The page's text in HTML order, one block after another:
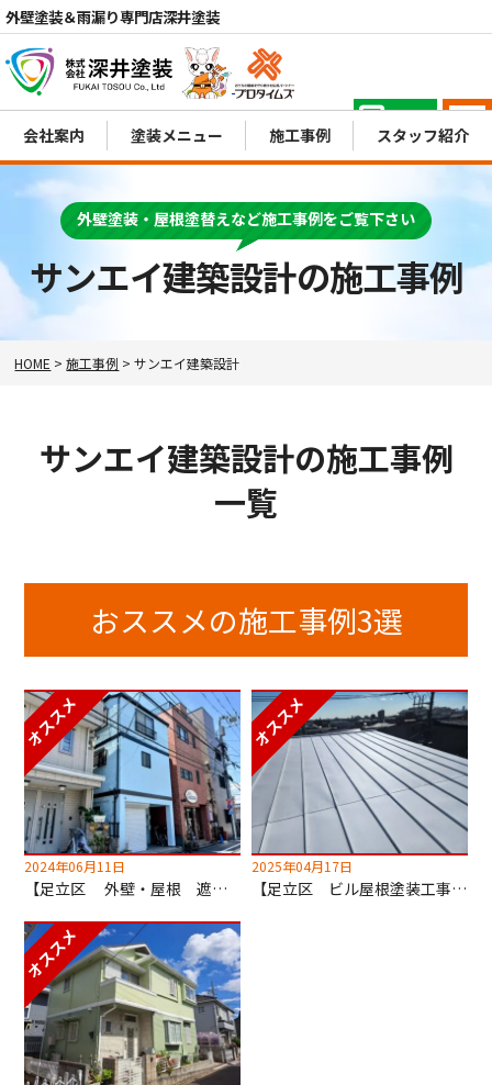
外壁塗装＆雨漏り専門店深井塗装
電話 MENU
会社案内 塗装メニュー 施工事例 スタッフ紹介
サンエイ建築設計の施工事例
外壁塗装・屋根塗替えなど施工事例をご覧下さい
HOME >施工事例 >サンエイ建築設計
サンエイ建築設計の施工事例
一覧
おススメの施工事例3選
2024年06月11日
【足立区 外壁・屋根 遮熱塗装工事】超低汚染無機塗料でセルフクリーニング！
2025年04月17日
【足立区 ビル屋根塗装工事】キルコ遮断熱塗料使用！2階の室温が劇的に変わります！